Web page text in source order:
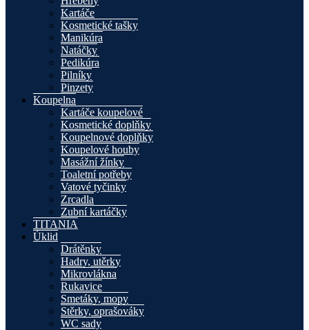
Kartáče
Kosmetické tašky
Manikúra
Natáčky
Pedikúra
Pilníky
Pinzety
Koupelna
Kartáče koupelové
Kosmetické doplňky
Koupelnové doplňky
Koupelové houby
Masážní žínky
Toaletní potřeby
Vatové tyčinky
Zrcadla
Zubní kartáčky
TITANIA
Úklid
Drátěnky
Hadry, utěrky
Mikrovlákna
Rukavice
Smetáky, mopy
Stěrky, oprašováky
WC sady